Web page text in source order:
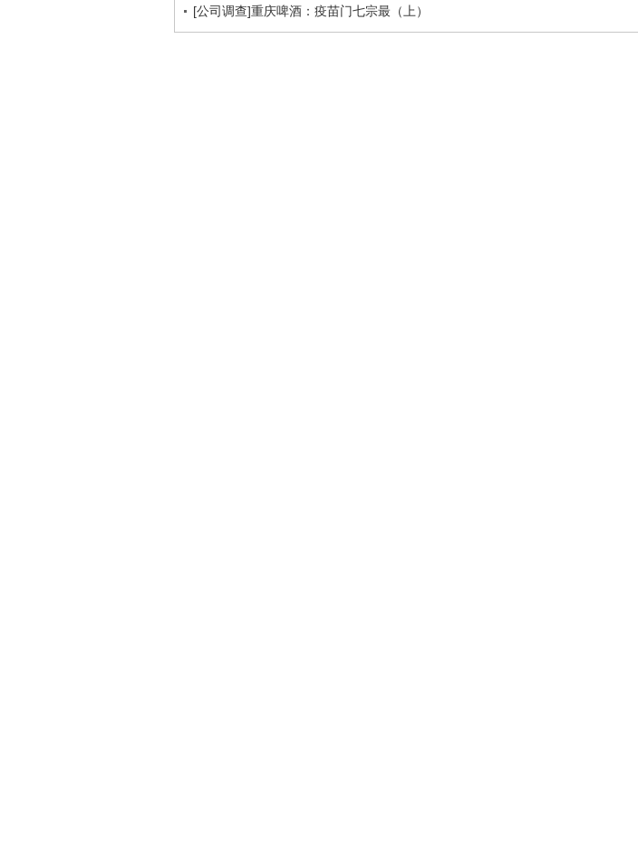
[公司调查]重庆啤酒：疫苗门七宗最（上）